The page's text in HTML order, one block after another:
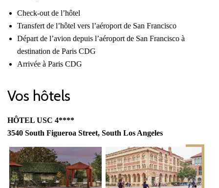
Check-out de l’hôtel
Transfert de l’hôtel vers l’aéroport de San Francisco
Départ de l’avion depuis l’aéroport de San Francisco à
destination de Paris CDG
Arrivée à Paris CDG
Vos hôtels
HÔTEL USC 4****
3540 South Figueroa Street, South Los Angeles